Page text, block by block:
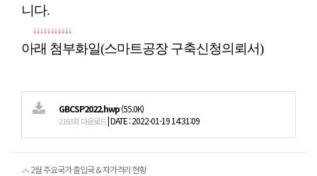
니다.
↓↓↓↓↓↓↓↓↓↓↓
아래 첨부화일(스마트공장 구축신청의뢰서)
GBCSP2022.hwp(55.0K)
2163회 다운로드|DATE : 2022-01-19 14:31:09
2월 주요국가 출입국 & 자가격리 현황